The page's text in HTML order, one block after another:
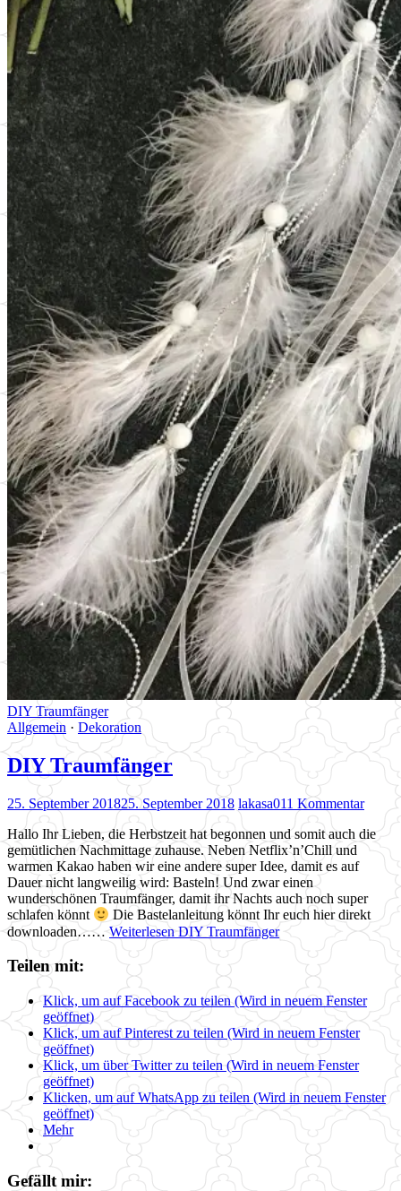
DIY Traumfänger
Allgemein · Dekoration
DIY Traumfänger
25. September 201825. September 2018 lakasa011 Kommentar
Hallo Ihr Lieben, die Herbstzeit hat begonnen und somit auch die
gemütlichen Nachmittage zuhause. Neben Netflix’n’Chill und
warmen Kakao haben wir eine andere super Idee, damit es auf
Dauer nicht langweilig wird: Basteln! Und zwar einen
wunderschönen Traumfänger, damit ihr Nachts auch noch super
schlafen könnt
Die Bastelanleitung könnt Ihr euch hier direkt
downloaden…… WeiterlesenDIY Traumfänger
Teilen mit:
Klick, um auf Facebook zu teilen (Wird in neuem Fenster
geöffnet)
Klick, um auf Pinterest zu teilen (Wird in neuem Fenster
geöffnet)
Klick, um über Twitter zu teilen (Wird in neuem Fenster
geöffnet)
Klicken, um auf WhatsApp zu teilen (Wird in neuem Fenster
geöffnet)
Mehr
Gefällt mir: